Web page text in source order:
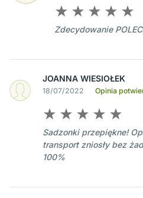
Zdecydowanie
JOANNA WIESIOŁEK
18/07/2022 Opinia
Sadzonki przepiękne!
transport zniosły bez
100%